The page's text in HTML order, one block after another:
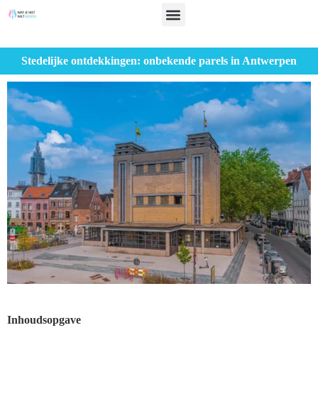
Stedelijke ontdekkingen: onbekende parels in Antwerpen
Inhoudsopgave